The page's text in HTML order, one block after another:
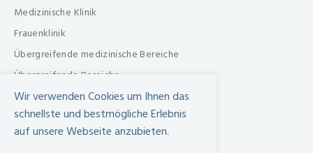
Medizinische Klinik
Frauenklinik
Übergreifende medizinische Bereiche
Übergreifende Bereiche
Beratungen & Dienste
Therapien
Pflegezentrum
Wir verwenden Cookies um Ihnen das
schnellste und bestmögliche Erlebnis
auf unsere Webseite anzubieten.